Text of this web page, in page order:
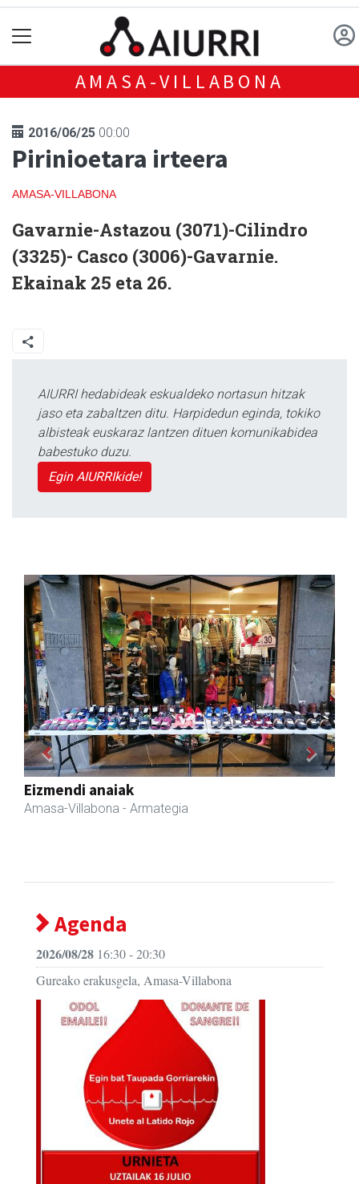
AMASA-VILLABONA
2016/06/25 00:00
Pirinioetara irteera
AMASA-VILLABONA
Gavarnie-Astazou (3071)-Cilindro
(3325)- Casco (3006)-Gavarnie.
Ekainak 25 eta 26.
AIURRI hedabideak eskualdeko nortasun hitzak
jaso eta zabaltzen ditu. Harpidedun eginda, tokiko
albisteak euskaraz lantzen dituen komunikabidea
babestuko duzu.
Egin AIURRIkide!
Arindu fisioterapia eta osteopatia
Amasa-Villabona - Fisioterapia
Previous Next
Agenda
2026/08/28 16:30 - 20:30
Gureako erakusgela, Amasa-Villabona